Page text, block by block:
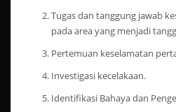
Tugas dan tanggung jawab
pada area yang menjadi
Pertemuan keselamatan
Investigasi kecelakaan.
Identifikasi Bahaya dan